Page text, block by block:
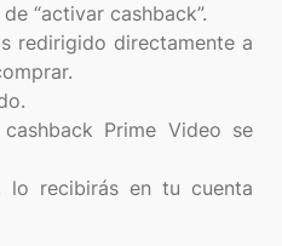
“activar cashback”.
redirigido directamente a
Prime Video se
lo recibirás en tu cuenta